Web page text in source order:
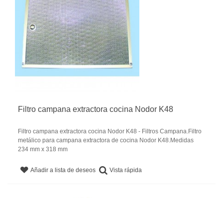
Filtro campana extractora cocina Nodor K48
Filtro campana extractora cocina Nodor K48 - Filtros Campana.Filtro
metálico para campana extractora de cocina Nodor K48.Medidas
234 mm x 318 mm
Añadir a lista de deseos Vista rápida